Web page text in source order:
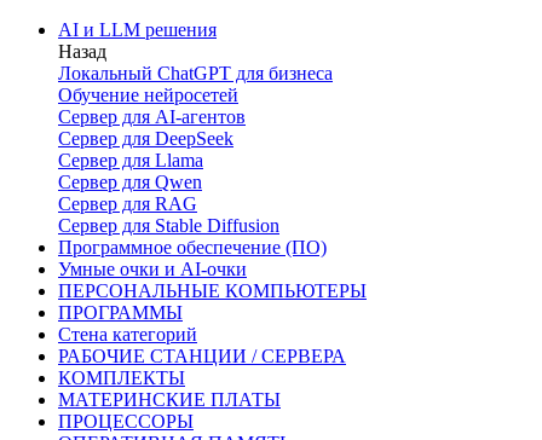
AI и LLM решения
Назад
Локальный ChatGPT для бизнеса
Обучение нейросетей
Сервер для AI-агентов
Сервер для DeepSeek
Сервер для Llama
Сервер для Qwen
Сервер для RAG
Сервер для Stable Diffusion
Программное обеспечение (ПО)
Умные очки и AI-очки
ПЕРСОНАЛЬНЫЕ КОМПЬЮТЕРЫ
ПРОГРАММЫ
Стена категорий
РАБОЧИЕ СТАНЦИИ / СЕРВЕРА
КОМПЛЕКТЫ
МАТЕРИНСКИЕ ПЛАТЫ
ПРОЦЕССОРЫ